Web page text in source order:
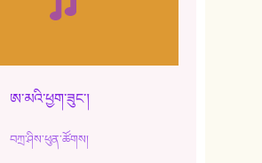
ཨ་མའི་ཕྱག་ཟུང་།
བཀྲ་ཤིས་ཕུན་ཚོགས།